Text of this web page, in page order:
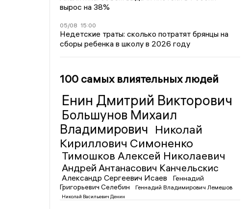
вырос на 38%
05/08 15:00
Недетские траты: сколько потратят брянцы на
сборы ребенка в школу в 2026 году
100 самых влиятельных людей
Енин Дмитрий Викторович
Большунов Михаил
Владимирович Николай
Кириллович Симоненко
Тимошков Алексей Николаевич
Андрей Антанасович Канчельскис
Александр Сергеевич Исаев
Геннадий
Григорьевич Селебин
Геннадий Владимирович Лемешов
Николай Васильевич Денин